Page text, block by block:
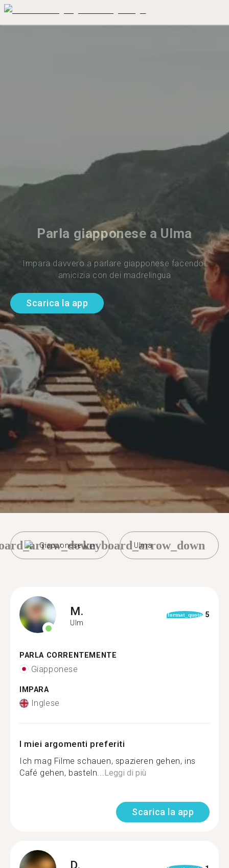
Parla giapponese a Ulma
Impara davvero a parlare giapponese facendo
amicizia con dei madrelingua
Scarica la app
Giapponese Ulma
keyboard_arrow_down
M.
Ulm
format_quote 5
PARLA CORRENTEMENTE
Giapponese
IMPARA
Inglese
I miei argomenti preferiti
Ich mag Filme schauen, spazieren gehen, ins
Café gehen, basteln...Leggi di più
Scarica la app
D.